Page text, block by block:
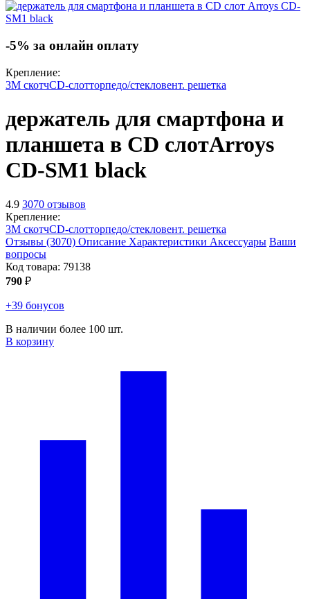
-5% за онлайн оплату
Крепление:
3М скотчCD-слотторпедо/стекловент. решетка
держатель для смартфона и
планшета в CD слотArroys
CD-SM1 black
4.9 3070 отзывов
Крепление:
3М скотчCD-слотторпедо/стекловент. решетка
Отзывы (3070) Описание Характеристики Аксессуары Ваши
вопросы
Код товара: 79138
790 ₽
+39 бонусов
В наличии более 100 шт.
В корзину